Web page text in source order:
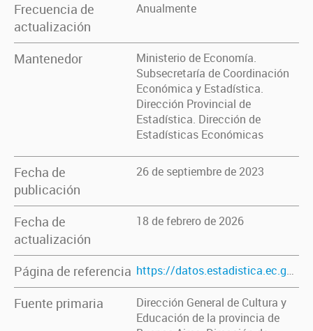
Frecuencia de
actualización
Anualmente
Mantenedor
Ministerio de Economía.
Subsecretaría de Coordinación
Económica y Estadística.
Dirección Provincial de
Estadística. Dirección de
Estadísticas Económicas
Fecha de
publicación
26 de septiembre de 2023
Fecha de
actualización
18 de febrero de 2026
Página de referencia https://datos.estadistica.ec.gba.gov.ar/dataset/matricula-educativa-de-gestion-estatal-y-privada-por-municipio-provincia-de-buenos-aires
Fuente primaria
Dirección General de Cultura y
Educación de la provincia de